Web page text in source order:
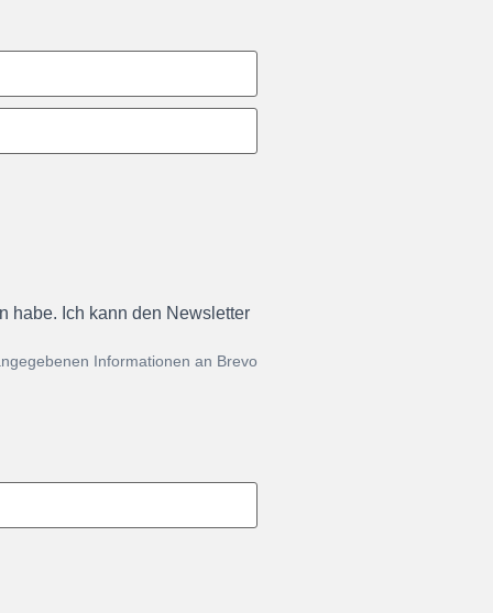
habe. Ich kann den Newsletter
Informationen an Brevo